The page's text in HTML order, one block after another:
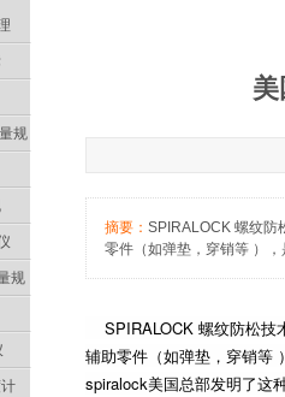
规
规
摘要： SPIRALOCK 螺纹防
零件（如弹垫，穿销等 ）
SPIRALOCK 螺纹防松技
辅助零件（如弹垫，穿销等
spiralock美国总部发明了这